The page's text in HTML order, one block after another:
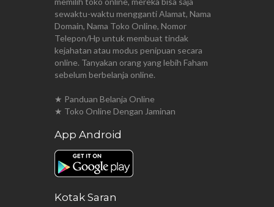
sewaktu-waktu mengganti Alamat, Nama
Domain, Nama Toko Online, Nomor
Telepon/Hp untuk membuat tindak
kejahatan atau modus penipuan secara
online. Tanyakan orang yang lebih Faham
sebelum berbelanja online.
★ Panduan Belanja Online
★ Toko Online Dengan Jaminan
App Android
Kotak Saran